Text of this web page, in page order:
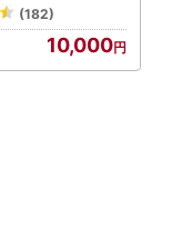
(182)
10,000